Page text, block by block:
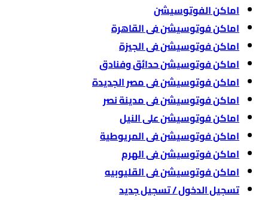
اماكن الفوتوسيشن
اماكن فوتوسيشن فى القاهرة
اماكن فوتوسيشن فى الجيزة
اماكن فوتوسيشن حدائق وفنادق
اماكن فوتوسيشن فى مصر الجديدة
اماكن فوتوسيشن فى مدينة نصر
اماكن فوتوسيشن على النيل
اماكن فوتوسيشن فى المريوطية
اماكن فوتوسيشن فى الهرم
اماكن فوتوسيشن فى القليوبيه
تسجيل الدخول / تسجيل جديد